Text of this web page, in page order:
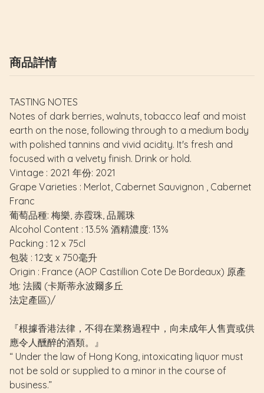
商品詳情
TASTING NOTES
Notes of dark berries, walnuts, tobacco leaf and moist
earth on the nose, following through to a medium body
with polished tannins and vivid acidity. It's fresh and
focused with a velvety finish. Drink or hold.
Vintage : 2021 年份: 2021
Grape Varieties : Merlot, Cabernet Sauvignon , Cabernet
Franc
葡萄品種: 梅樂, 赤霞珠, 品麗珠
Alcohol Content : 13.5% 酒精濃度: 13%
Packing : 12 x 75cl
包裝 : 12支 x 750毫升
Origin : France (AOP Castillion Cote De Bordeaux) 原產
地: 法國 (卡斯蒂永波爾多丘
法定產區)/
『根據香港法律，不得在業務過程中，向未成年人售賣或供
應令人醺醉的酒類。』
“ Under the law of Hong Kong, intoxicating liquor must
not be sold or supplied to a minor in the course of
business.”